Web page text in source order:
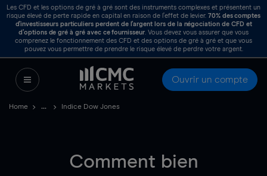
Les CFD et les options de gré à gré sont des instruments complexes et présentent un
risque élevé de perte rapide en capital en raison de l’effet de levier. 70%des comptes
d’investisseurs particuliers perdent de l’argent lors de la négociation de CFD et
d’options de gré à gré avec ce fournisseur. Vous devez vous assurer que vous
comprenez le fonctionnement des CFD et des options de gré à gré et que vous
pouvez vous permettre de prendre le risque élevé de perdre votre argent.
Ouvrir un compte
Home Indice Dow Jones
Comment bien